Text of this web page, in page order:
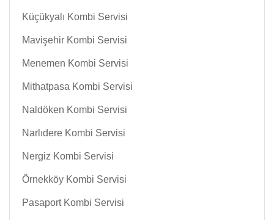
Küçükyalı Kombi Servisi
Mavişehir Kombi Servisi
Menemen Kombi Servisi
Mithatpasa Kombi Servisi
Naldöken Kombi Servisi
Narlıdere Kombi Servisi
Nergiz Kombi Servisi
Örnekköy Kombi Servisi
Pasaport Kombi Servisi